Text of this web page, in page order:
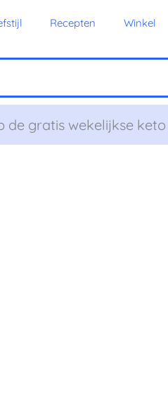
Recepten Winkel
gratis wekelijkse